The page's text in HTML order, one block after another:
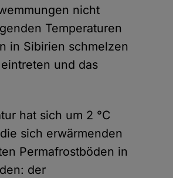
nicht
Temperaturen
in Sibirien schmelzen
und das
hat sich um 2 °C
sich erwärmenden
Permafrostböden in
der